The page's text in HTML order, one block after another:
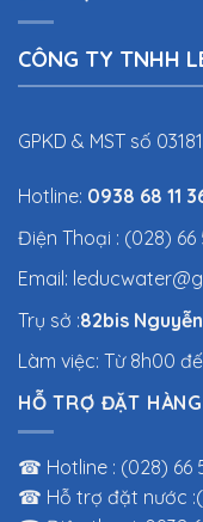
CÔNG TY TNHH
GPKD & MST số
Hotline: 0938 68 11
Điện Thoại : (028) 66
Email:
Trụ sở :82bis Nguyễn
Làm việc: Từ 8h00
HỖ TRỢ ĐẶT HÀNG
☎ Hotline : (028) 66
☎ Hỗ trợ đặt nước